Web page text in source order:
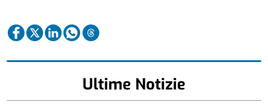
Ultime Notizie